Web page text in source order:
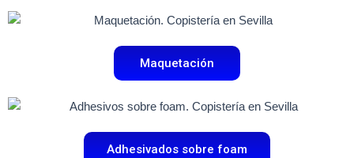
Maquetación
Adhesivados sobre foam